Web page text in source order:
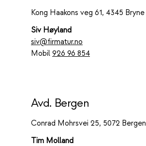
Kong Haakons veg 61, 4345 Bryne
Siv Høyland
siv@firmatur.no
Mobil 926 96 854
Avd. Bergen
Conrad Mohrsvei 25, 5072 Bergen
Tim Molland